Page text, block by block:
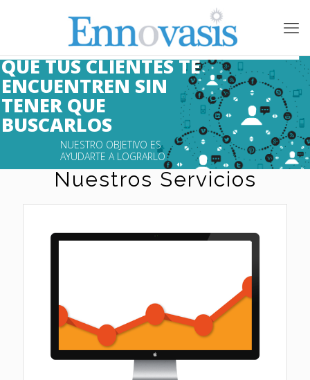
QUE TUS CLIENTES TE
ENCUENTREN SIN
TENER QUE
BUSCARLOS
NUESTRO OBJETIVO ES
AYUDARTE A LOGRARLO
Nuestros Servicios